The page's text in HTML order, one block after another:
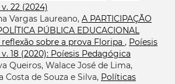
22 (2024)
Vargas Laureano, A PARTICIPAÇÃO
PÚBLICA EDUCACIONAL
reflexão sobre a prova Floripa , Poíesis
18 (2020): Poíesis Pedagógica
Queiros, Walace José de Lima,
Costa de Souza e Silva, Políticas